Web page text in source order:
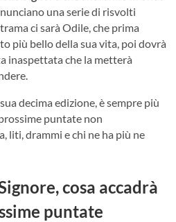
una serie di risvolti
ci sarà Odile, che prima
più bello della sua vita, poi dovrà
inaspettata che la metterà
decima edizione, è sempre più
puntate non
liti, drammi e chi ne ha più ne
cosa accadrà
puntate